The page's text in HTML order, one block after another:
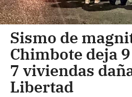
Sismo de
Chimbote deja
7 viviendas
Libertad